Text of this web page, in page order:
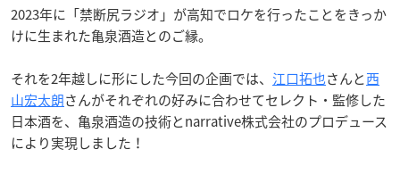
2023年に「禁断尻ラジオ」が高知でロケを行ったことをきっか
けに生まれた亀泉酒造とのご縁。
それを2年越しに形にした今回の企画では、 江口拓也さんと西
山宏太朗さんがそれぞれの好みに合わせてセレクト・監修した
日本酒を、亀泉酒造の技術とnarrative株式会社のプロデュース
により実現しました！